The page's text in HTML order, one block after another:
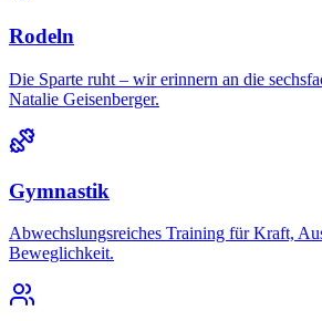
Rodeln
Die Sparte ruht – wir erinnern an die
Natalie Geisenberger.
Gymnastik
Abwechslungsreiches Training für Kraft,
Beweglichkeit.